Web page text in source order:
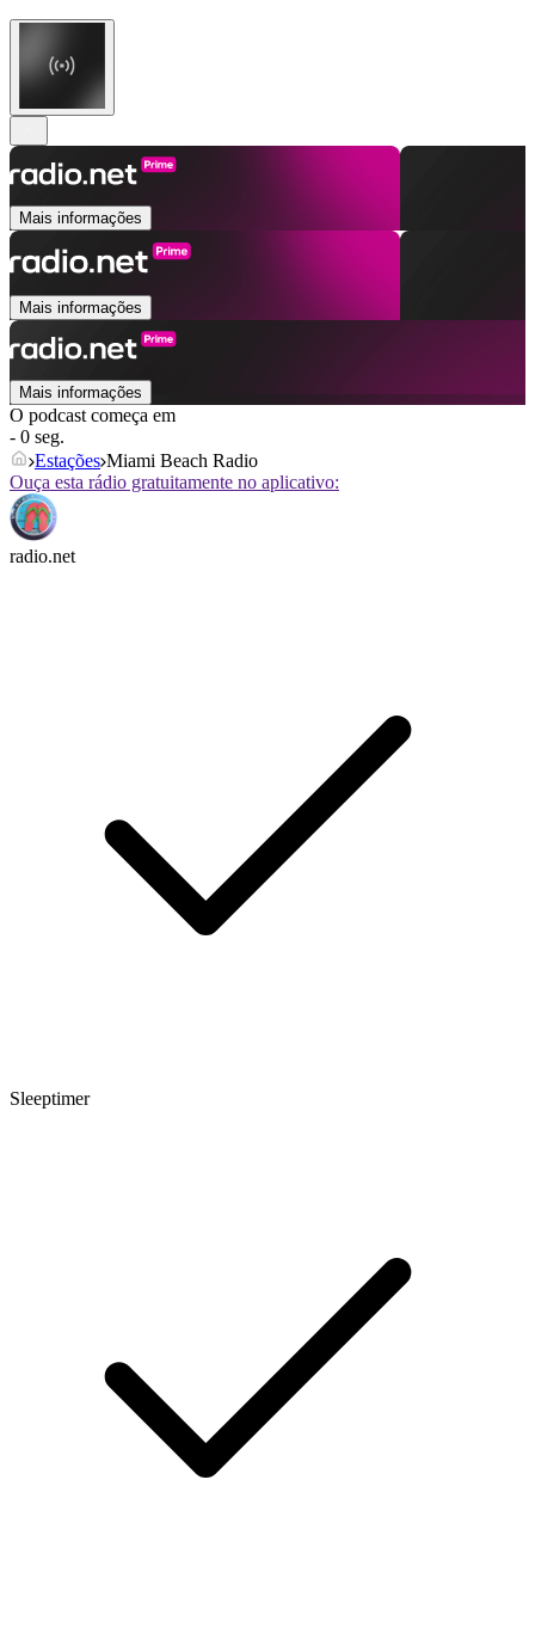
Mais informações
Mais informações
Mais informações
O podcast começa em
- 0 seg.
Estações Miami Beach Radio
Ouça esta rádio gratuitamente no aplicativo:
radio.net
Sleeptimer